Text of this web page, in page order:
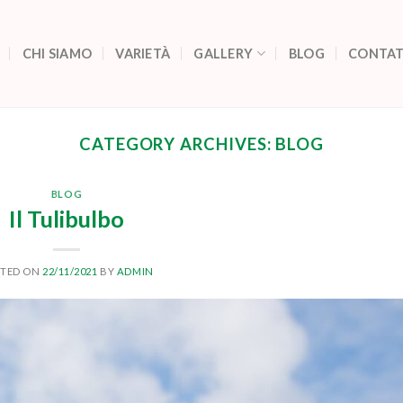
CHI SIAMO VARIETÀ GALLERY BLOG
CATEGORY ARCHIVES: BLOG
BLOG
Il Tulibulbo
ON 22/11/2021 BY ADMIN